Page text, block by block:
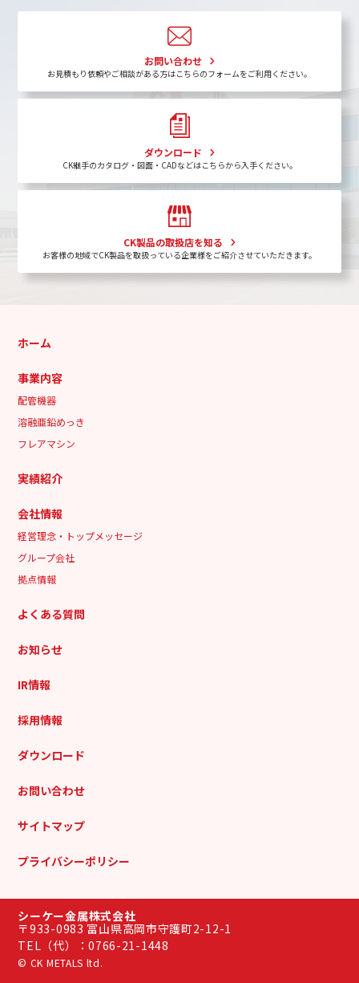
お問い合わせ
お見積もり依頼やご相談がある方はこちらのフォームをご利用ください。
ダウンロード
CK継手のカタログ・図面・CADなどはこちらから入手ください。
CK製品の取扱店を知る
お客様の地域でCK製品を取扱っている企業様をご紹介させていただきます。
ホーム
事業内容
配管機器
溶融亜鉛めっき
フレアマシン
実績紹介
会社情報
経営理念・トップメッセージ
グループ会社
拠点情報
よくある質問
お知らせ
IR情報
採用情報
ダウンロード
お問い合わせ
サイトマップ
プライバシーポリシー
シーケー金属株式会社
〒933-0983 富山県高岡市守護町2-12-1
TEL（代）：0766-21-1448
© CK METALS ltd.